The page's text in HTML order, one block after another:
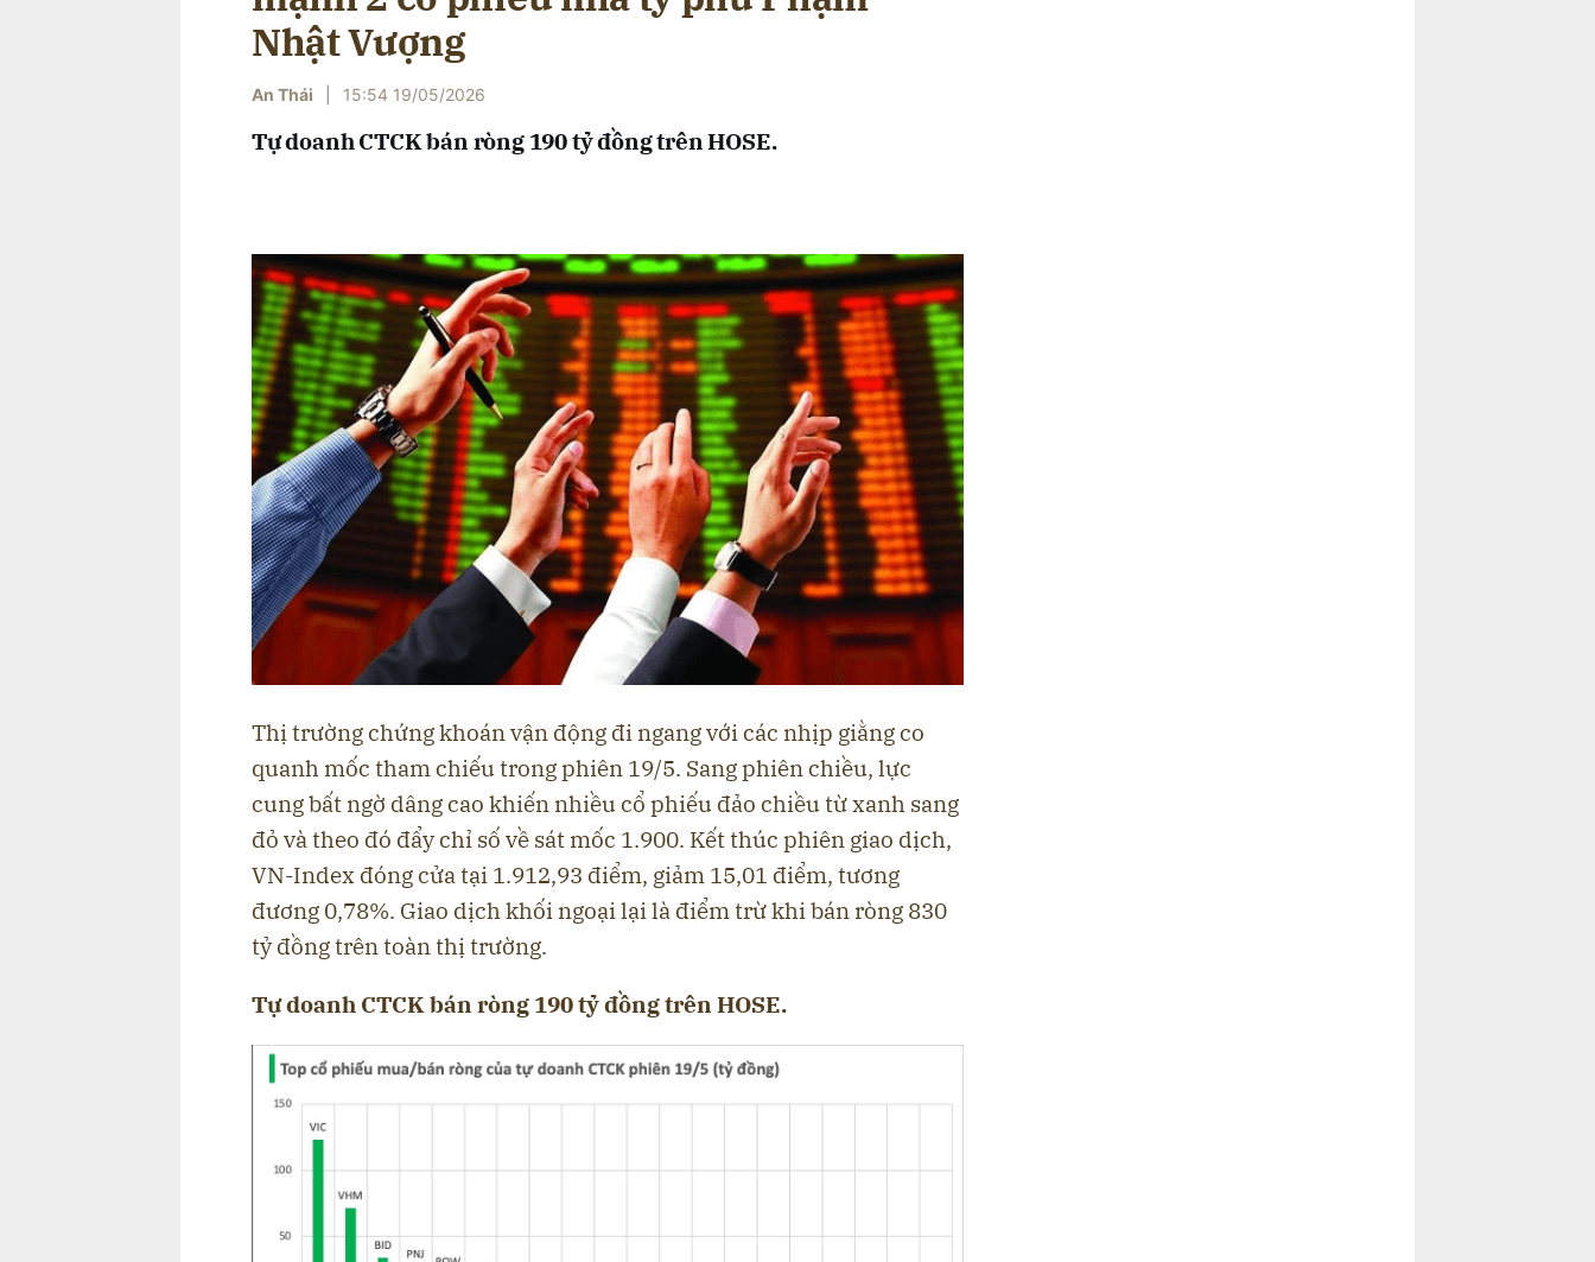
Nhật Vượng
An Thái 15:54 19/05/2026
Tự doanh CTCK bán ròng 190 tỷ đồng trên HOSE.
Thị trường chứng khoán vận động đi ngang với các nhịp giằng co
quanh mốc tham chiếu trong phiên 19/5. Sang phiên chiều, lực
cung bất ngờ dâng cao khiến nhiều cổ phiếu đảo chiều từ xanh sang
đỏ và theo đó đẩy chỉ số về sát mốc 1.900. Kết thúc phiên giao dịch,
VN-Index đóng cửa tại 1.912,93 điểm, giảm 15,01 điểm, tương
đương 0,78%. Giao dịch khối ngoại lại là điểm trừ khi bán ròng 830
tỷ đồng trên toàn thị trường.
Tự doanh CTCK bán ròng 190 tỷ đồng trên HOSE.